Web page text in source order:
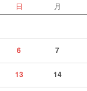
日 月
6 7
13 14